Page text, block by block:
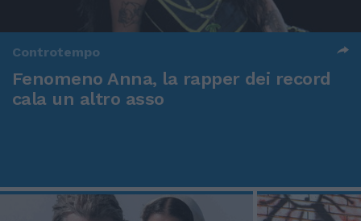
Controtempo
Fenomeno Anna, la rapper dei record
cala un altro asso